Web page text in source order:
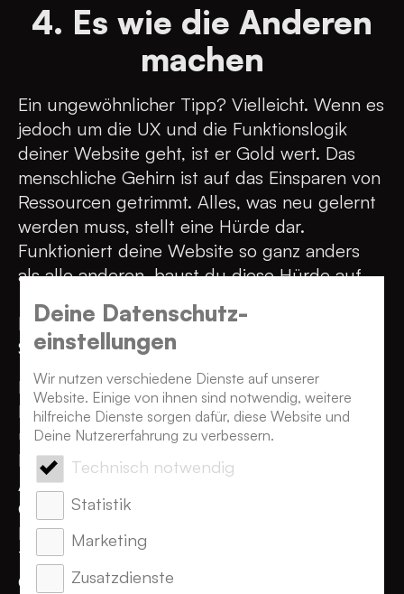
Deine Datenschutz­
einstellungen
Wir nutzen verschiedene Dienste auf unserer
Website. Einige von ihnen sind notwendig, weitere
hilfreiche Dienste sorgen dafür, diese Website und
Deine Nutzererfahrung zu verbessern.
Technisch notwendig
Statistik
Marketing
Zusatzdienste
4. Es wie die Anderen
machen
Ein ungewöhnlicher Tipp? Vielleicht. Wenn es
jedoch um die UX und die Funktionslogik
deiner Website geht, ist er Gold wert. Das
menschliche Gehirn ist auf das Einsparen von
Ressourcen getrimmt. Alles, was neu gelernt
werden muss, stellt eine Hürde dar.
Funktioniert deine Website so ganz anders
als alle anderen, baust du diese Hürde auf.
Besser:
Gestalte deine Website auf Basis
bekannter Handlungs- und
Sehgewohnheiten.
Fun Fact: Websites auf Basis bekannter
Handlungsmuster und Sehgewohnheiten
umzusetzen ist nur einer der vielen weisen
Ratschläge von Jakob Nielsen, User
Advocate und Leiter der Nielsen Norman
Group, die er gründete, nachdem die
Relevanz seiner zahlreichen Artikel zum
Thema User Experience von der
Öffentlichkeit erkannt wurde.